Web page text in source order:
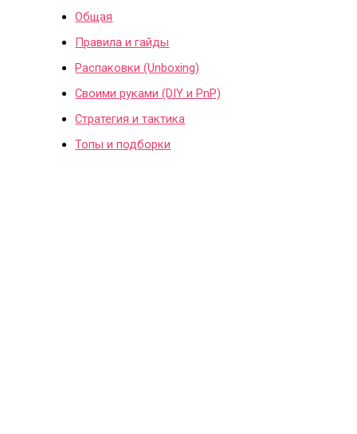
Общая
Правила и гайды
Распаковки (Unboxing)
Своими руками (DIY и PnP)
Стратегия и тактика
Топы и подборки